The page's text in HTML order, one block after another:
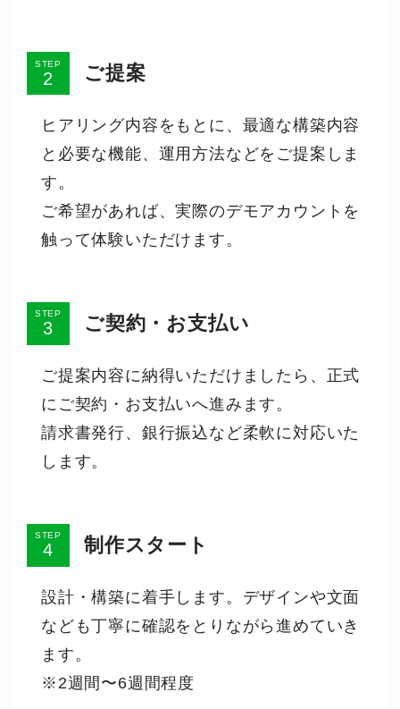
STEP ご提案
ヒアリング内容をもとに、最適な構築内容
と必要な機能、運用方法などをご提案しま
す。
ご希望があれば、実際のデモアカウントを
触って体験いただけます。
STEP ご契約・お支払い
ご提案内容に納得いただけましたら、正式
にご契約・お支払いへ進みます。
請求書発行、銀行振込など柔軟に対応いた
します。
STEP 制作スタート
設計・構築に着手します。デザインや文面
なども丁寧に確認をとりながら進めていき
ます。
※2週間〜6週間程度